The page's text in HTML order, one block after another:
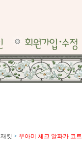
재킷 > 우아미 체크 알파카 코트